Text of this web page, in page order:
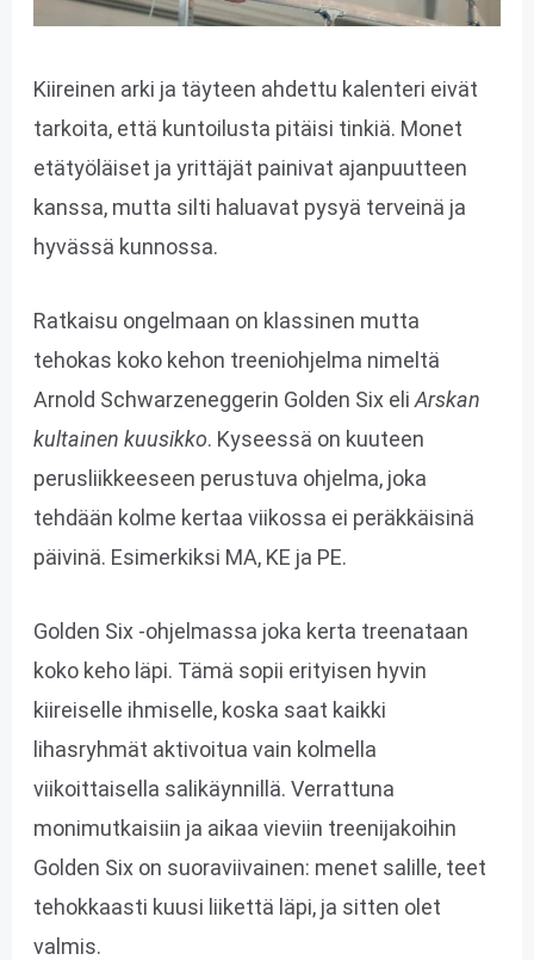
Kiireinen arki ja täyteen ahdettu kalenteri eivät
tarkoita, että kuntoilusta pitäisi tinkiä. Monet
etätyöläiset ja yrittäjät painivat ajanpuutteen
kanssa, mutta silti haluavat pysyä terveinä ja
hyvässä kunnossa.
Ratkaisu ongelmaan on klassinen mutta
tehokas koko kehon treeniohjelma nimeltä
Arnold Schwarzeneggerin Golden Six eli Arskan
kultainen kuusikko. Kyseessä on kuuteen
perusliikkeeseen perustuva ohjelma, joka
tehdään kolme kertaa viikossa ei peräkkäisinä
päivinä. Esimerkiksi MA, KE ja PE.
Golden Six -ohjelmassa joka kerta treenataan
koko keho läpi. Tämä sopii erityisen hyvin
kiireiselle ihmiselle, koska saat kaikki
lihasryhmät aktivoitua vain kolmella
viikoittaisella salikäynnillä. Verrattuna
monimutkaisiin ja aikaa vieviin treenijakoihin
Golden Six on suoraviivainen: menet salille, teet
tehokkaasti kuusi liikettä läpi, ja sitten olet
valmis.